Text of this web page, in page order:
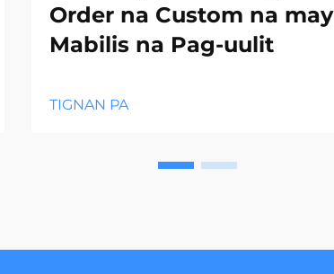
Order na Custom na may
Mabilis na Pag-uulit
TIGNAN PA